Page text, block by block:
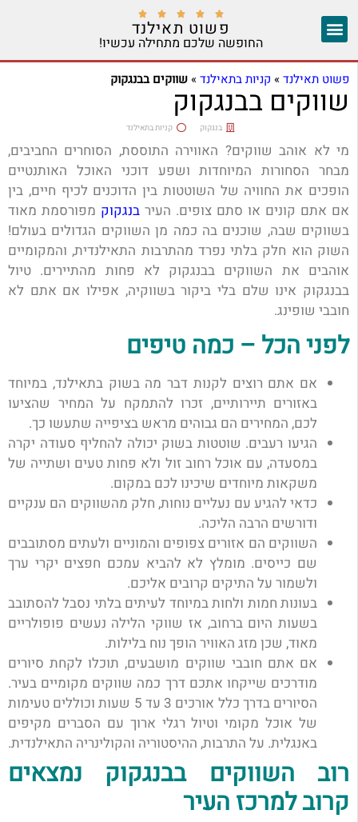





פשוט תאילנד
החופשה שלכם מתחילה עכשיו!
פשוט תאילנד» קניות בתאילנד» שווקים בבנגקוק
שווקים בבנגקוק
בנגקוק קניות בתאילנד
מי לא אוהב שווקים? האווירה התוססת, הסוחרים החביבים,
מבחר הסחורות המיוחדות ושפע דוכני האוכל האותנטיים
הופכים את החוויה של השוטטות בין הדוכנים לכיף חיים, בין
אם אתם קונים או סתם צופים. העיר בנגקוק מפורסמת מאוד
בשווקים שבה, שוכנים בה כמה מן השווקים הגדולים בעולם!
השוק הוא חלק בלתי נפרד מהתרבות התאילנדית, והמקומיים
אוהבים את השווקים בבנגקוק לא פחות מהתיירים. טיול
בבנגקוק אינו שלם בלי ביקור בשווקיה, אפילו אם אתם לא
חובבי שופינג.
לפני הכל – כמה טיפים
אם אתם רוצים לקנות דבר מה בשוק בתאילנד, במיוחד
באזורים תיירותיים, זכרו להתמקח על המחיר שהציעו
לכם, המחירים הם גבוהים מראש בציפייה שתעשו כך.
הגיעו רעבים. שוטטות בשוק יכולה להחליף סעודה יקרה
במסעדה, עם אוכל רחוב זול ולא פחות טעים ושתייה של
משקאות מיוחדים שיכינו לכם במקום.
כדאי להגיע עם נעליים נוחות, חלק מהשווקים הם ענקיים
ודורשים הרבה הליכה.
השווקים הם אזורים צפופים והמוניים ולעתים מסתובבים
שם כייסים. מומלץ לא להביא עמכם חפצים יקרי ערך
ולשמור על התיקים קרובים אליכם.
בעונות חמות ולחות במיוחד לעיתים בלתי נסבל להסתובב
בשעות היום ברחוב, אז שווקי הלילה נעשים פופולריים
מאוד, שכן מזג האוויר הופך נוח בלילות.
אם אתם חובבי שווקים מושבעים, תוכלו לקחת סיורים
מודרכים שייקחו אתכם דרך כמה שווקים מקומיים בעיר.
הסיורים בדרך כלל אורכים 3 עד 5 שעות וכוללים טעימות
של אוכל מקומי וטיול רגלי ארוך עם הסברים מקיפים
באנגלית. על התרבות, ההיסטוריה והקולינריה התאילנדית.
רוב השווקים בבנגקוק נמצאים
קרוב למרכז העיר